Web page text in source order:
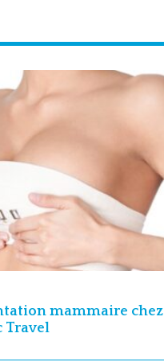
mammaire chez
Travel